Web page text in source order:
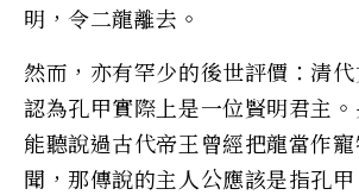
明，令二龍離去。
然而，亦有罕少的後世評價：清
認為孔甲實際上是一位賢明君主
能聽說過古代帝王曾經把龍當作
聞，那傳說的主人公應該是指孔